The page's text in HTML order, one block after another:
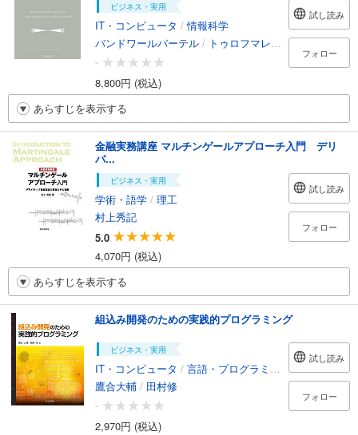
ビジネス・実用
IT・コンピュータ /情報科学
バンドワールバーテル / トゥロフマレー /ヒルツスター
-
8,800円 (税込)
試し読み
フォロー
あらすじを表示する
金融実務講座 マルチンゲールアプローチ入門 デリ
バ...
ビジネス・実用
学術・語学 / 理工
村上秀記
5.0
4,070円 (税込)
試し読み
フォロー
あらすじを表示する
組込み開発のための実践的プログラミング
ビジネス・実用
IT・コンピュータ / 言語・プログラミング
鷹合大輔 / 田村修
-
2,970円 (税込)
試し読み
フォロー